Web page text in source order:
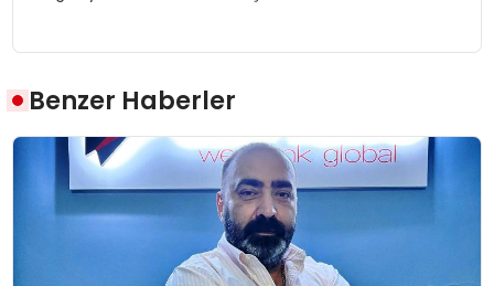
Benzer Haberler